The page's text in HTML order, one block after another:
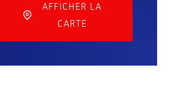
AFFICHER LA
CARTE